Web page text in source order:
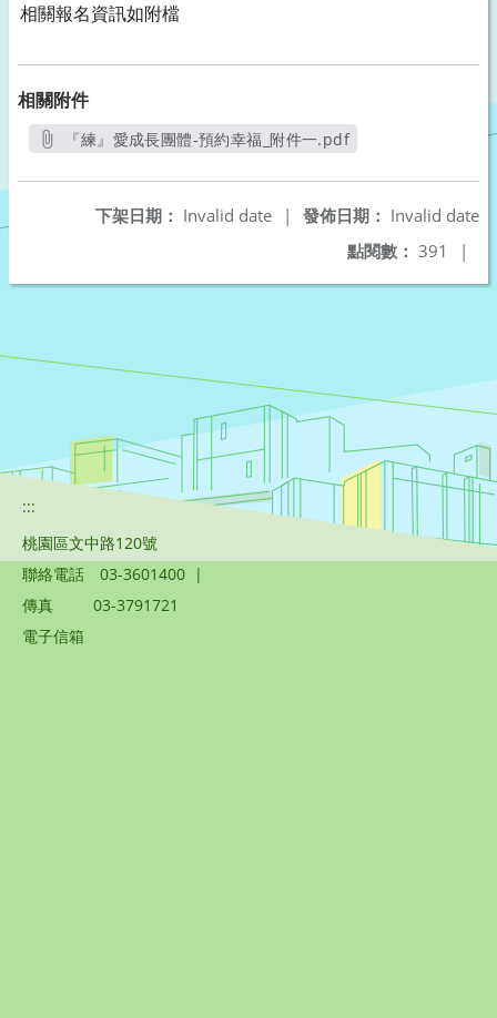
相關報名資訊如附檔
相關附件
『練』愛成長團體-預約幸福_附件一.pdf
發佈日期： Invalid date
下架日期： Invalid date
|
點閱數： 391 |
:::
桃園區文中路120號
聯絡電話
03-3601400 |
傳真
03-3791721
電子信箱